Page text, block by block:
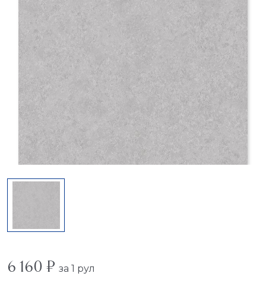
6 160 ₽ за 1 рул